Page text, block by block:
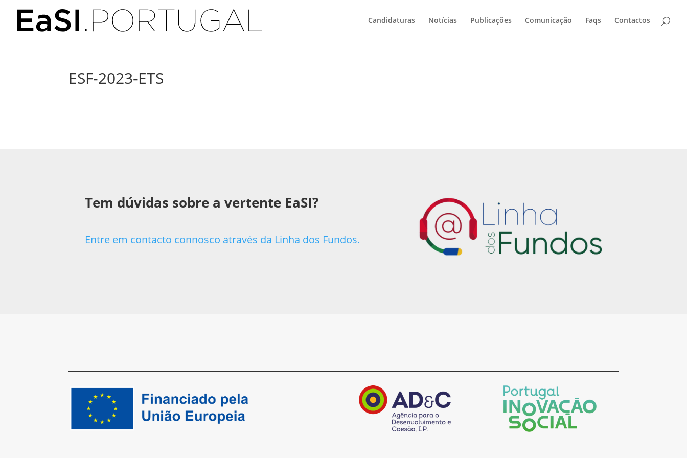
Candidaturas Notícias Publicações Comunicação Faqs Contactos
ESF-2023-ETS
Tem dúvidas sobre a vertente EaSI?
Entre em contacto connosco através da Linha dos Fundos.